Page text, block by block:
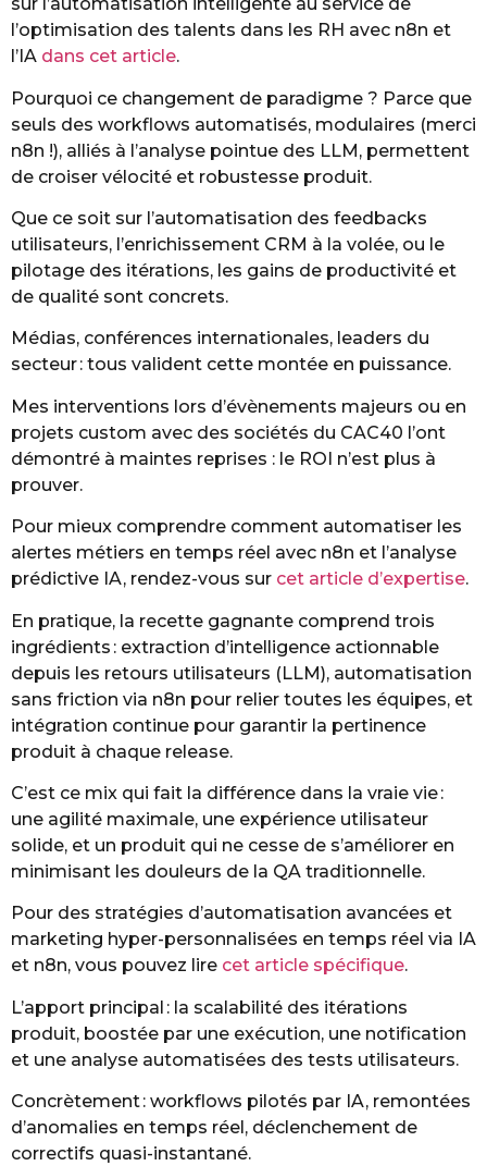
l’optimisation des talents dans les RH avec n8n et
l’IA dans cet article.
Pourquoi ce changement de paradigme ? Parce que
seuls des workflows automatisés, modulaires (merci
n8n !), alliés à l’analyse pointue des LLM, permettent
de croiser vélocité et robustesse produit.
Que ce soit sur l’automatisation des feedbacks
utilisateurs, l’enrichissement CRM à la volée, ou le
pilotage des itérations, les gains de productivité et
de qualité sont concrets.
Médias, conférences internationales, leaders du
secteur : tous valident cette montée en puissance.
Mes interventions lors d’évènements majeurs ou en
projets custom avec des sociétés du CAC40 l’ont
démontré à maintes reprises : le ROI n’est plus à
prouver.
Pour mieux comprendre comment automatiser les
alertes métiers en temps réel avec n8n et l’analyse
prédictive IA, rendez-vous sur cet article d’expertise.
En pratique, la recette gagnante comprend trois
ingrédients : extraction d’intelligence actionnable
depuis les retours utilisateurs (LLM), automatisation
sans friction via n8n pour relier toutes les équipes, et
intégration continue pour garantir la pertinence
produit à chaque release.
C’est ce mix qui fait la différence dans la vraie vie :
une agilité maximale, une expérience utilisateur
solide, et un produit qui ne cesse de s’améliorer en
minimisant les douleurs de la QA traditionnelle.
Pour des stratégies d’automatisation avancées et
marketing hyper-personnalisées en temps réel via IA
et n8n, vous pouvez lire cet article spécifique.
L’apport principal : la scalabilité des itérations
produit, boostée par une exécution, une notification
et une analyse automatisées des tests utilisateurs.
Concrètement : workflows pilotés par IA, remontées
d’anomalies en temps réel, déclenchement de
correctifs quasi-instantané.